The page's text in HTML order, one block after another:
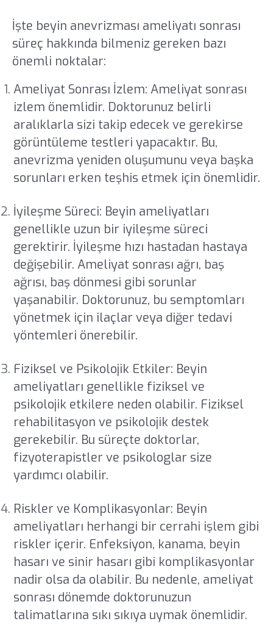
İşte beyin anevrizması ameliyatı sonrası
süreç hakkında bilmeniz gereken bazı
önemli noktalar:
Ameliyat Sonrası İzlem: Ameliyat sonrası
izlem önemlidir. Doktorunuz belirli
aralıklarla sizi takip edecek ve gerekirse
görüntüleme testleri yapacaktır. Bu,
anevrizma yeniden oluşumunu veya başka
sorunları erken teşhis etmek için önemlidir.
İyileşme Süreci: Beyin ameliyatları
genellikle uzun bir iyileşme süreci
gerektirir. İyileşme hızı hastadan hastaya
değişebilir. Ameliyat sonrası ağrı, baş
ağrısı, baş dönmesi gibi sorunlar
yaşanabilir. Doktorunuz, bu semptomları
yönetmek için ilaçlar veya diğer tedavi
yöntemleri önerebilir.
Fiziksel ve Psikolojik Etkiler: Beyin
ameliyatları genellikle fiziksel ve
psikolojik etkilere neden olabilir. Fiziksel
rehabilitasyon ve psikolojik destek
gerekebilir. Bu süreçte doktorlar,
fizyoterapistler ve psikologlar size
yardımcı olabilir.
Riskler ve Komplikasyonlar: Beyin
ameliyatları herhangi bir cerrahi işlem gibi
riskler içerir. Enfeksiyon, kanama, beyin
hasarı ve sinir hasarı gibi komplikasyonlar
nadir olsa da olabilir. Bu nedenle, ameliyat
sonrası dönemde doktorunuzun
talimatlarına sıkı sıkıya uymak önemlidir.